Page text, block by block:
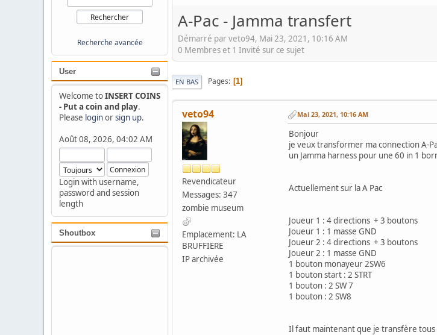
Recherche avancée
User
Welcome toINSERT COINS
- Put a coin and play.
Please loginorsign up.
Août 08, 2026, 04:02 AM
Login with username,
password and session
length
Shoutbox
A-Pac - Jamma transfert
Démarré par veto94, Mai 23, 2021, 10:16 AM
0 Membres et 1 Invité sur ce sujet
EN BAS Pages 1
veto94
Revendicateur
Messages: 347
zombie museum
Emplacement: LA
BRUFFIERE
IP archivée
Mai 23, 2021, 10:16 AM
Bonjour
je veux transformer ma connection A-
un Jamma harness pour une 60 in 1
Actuellement sur la A Pac
Joueur 1 : 4 directions + 3 boutons
Joueur 1 : 1 masse GND
Joueur 2 : 4 directions + 3 boutons
Joueur 2 : 1 masse GND
1 bouton monayeur 2SW6
1 bouton start : 2 STRT
1 bouton : 2 SW 7
1 bouton : 2 SW8
Il faut maintenant que je transfère tous